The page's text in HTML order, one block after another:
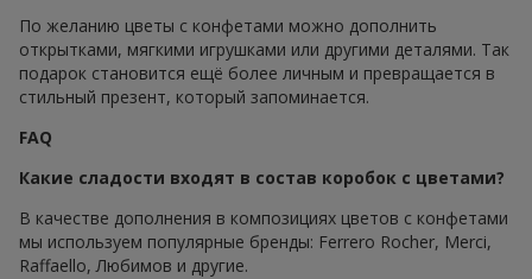
По желанию цветы с конфетами можно дополнить
открытками, мягкими игрушками или другими деталями. Так
подарок становится ещё более личным и превращается в
стильный презент, который запоминается.
FAQ
Какие сладости входят в состав коробок с цветами?
В качестве дополнения в композициях цветов с конфетами
мы используем популярные бренды: Ferrero Rocher, Merci,
Raffaello, Любимов и другие.